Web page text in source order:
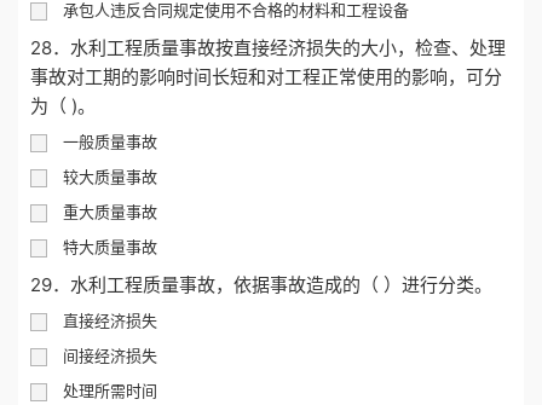
承包人违反合同规定使用不合格的材料和工程设备
28．水利工程质量事故按直接经济损失的大小，检查、处理
事故对工期的影响时间长短和对工程正常使用的影响，可分
为（ )。
一般质量事故
较大质量事故
重大质量事故
特大质量事故
29．水利工程质量事故，依据事故造成的（ ）进行分类。
直接经济损失
间接经济损失
处理所需时间